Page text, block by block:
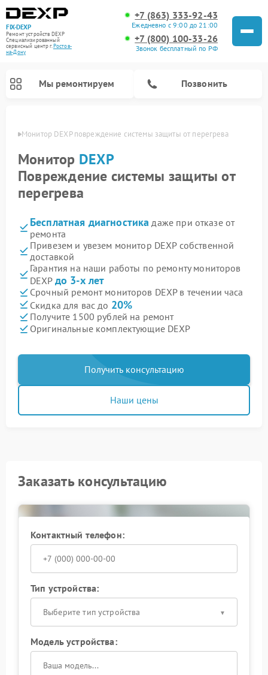
FIX-DEXP
Ремонт устройств DEXP
Специализированный
cервисный центр г.Ростов-
на-Дону
+7 (863) 333-92-43
Ежедневно с 9:00 до 21:00
+7 (800) 100-33-26
Звонок бесплатный по РФ
Мы ремонтируем Позвонить
Монитор DEXP повреждение системы защиты от перегрева
Монитор DEXP
Повреждение системы защиты от
перегрева
Бесплатная диагностика даже при отказе от
ремонта
Привезем и увезем монитор DEXP собственной
доставкой
Гарантия на наши работы по ремонту мониторов
DEXP до 3-х лет
Срочный ремонт мониторов DEXP в течении часа
Скидка для вас до 20%
Получите 1500 рублей на ремонт
Оригинальные комплектующие DEXP
Получить консультацию
Наши цены
Заказать консультацию
Контактный телефон:
Тип устройства:
Выберите тип устройства
Модель устройства: